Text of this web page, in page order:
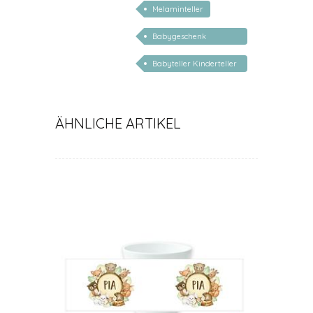
Melaminteller
Babygeschenk
personalisiert
Babyteller Kinderteller
ÄHNLICHE ARTIKEL